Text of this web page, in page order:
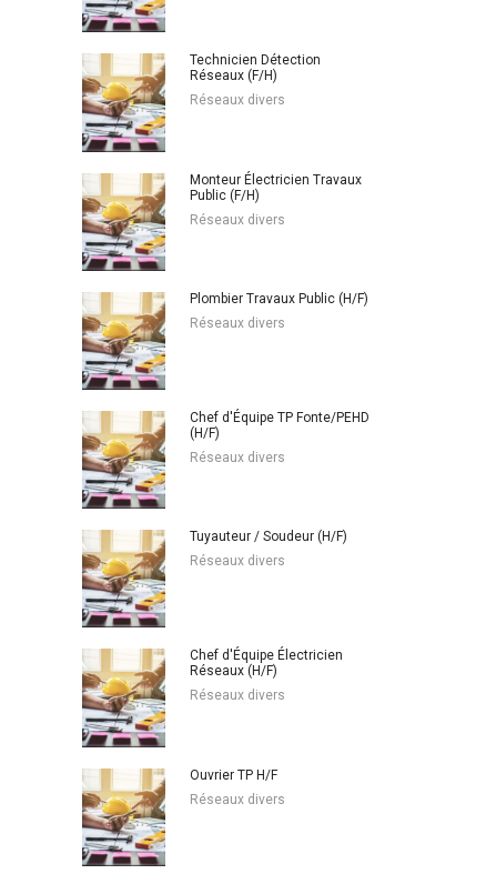
Technicien Détection
Réseaux (F/H)
Réseaux divers
Monteur Électricien Travaux
Public (F/H)
Réseaux divers
Plombier Travaux Public (H/F)
Réseaux divers
Chef d'Équipe TP Fonte/PEHD
(H/F)
Réseaux divers
Tuyauteur / Soudeur (H/F)
Réseaux divers
Chef d'Équipe Électricien
Réseaux (H/F)
Réseaux divers
Ouvrier TP H/F
Réseaux divers